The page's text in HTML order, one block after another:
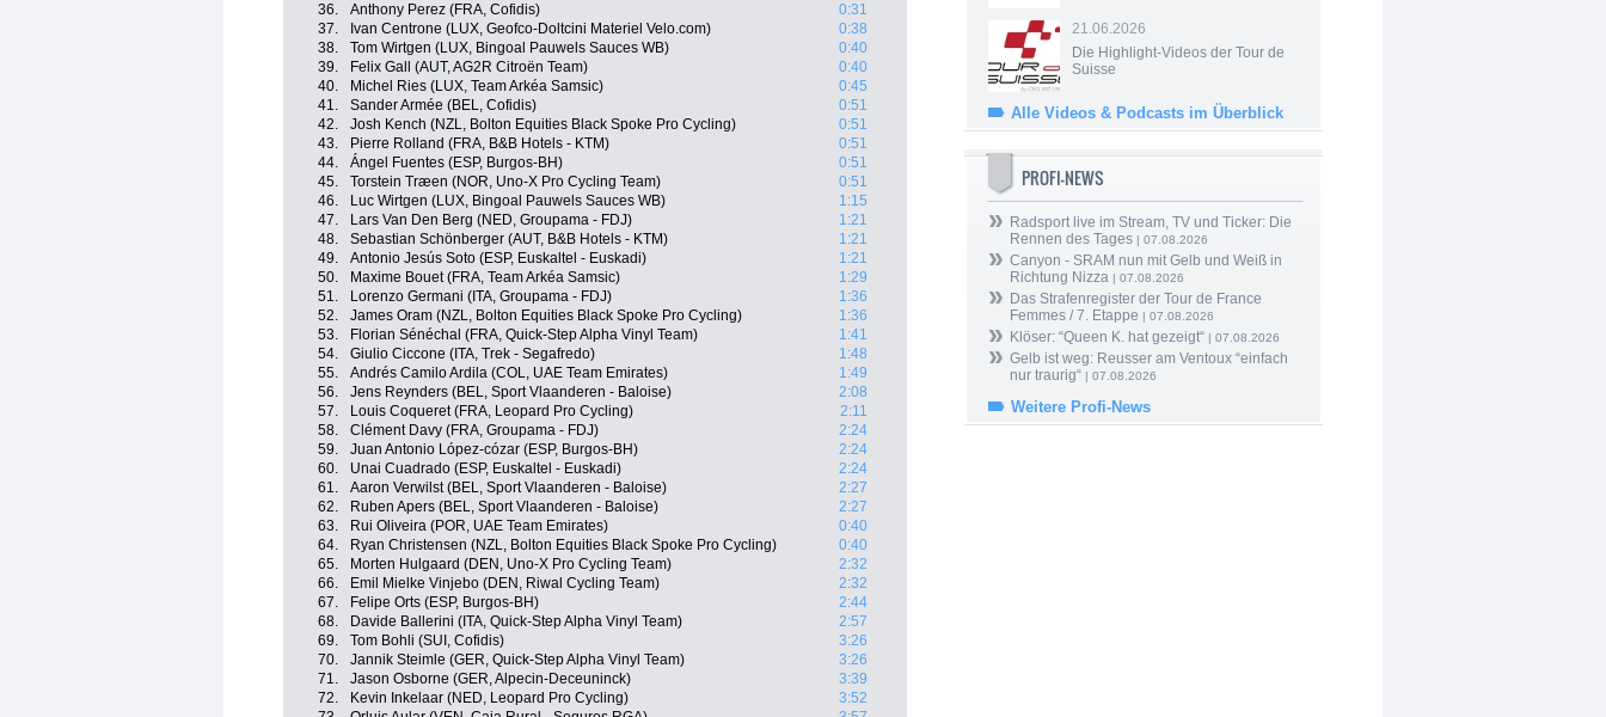
36.
Anthony Perez (FRA, Cofidis)
0:31
37.
Ivan Centrone (LUX, Geofco-Doltcini Materiel Velo.com)
0:38
38.
Tom Wirtgen (LUX, Bingoal Pauwels Sauces WB)
0:40
39.
Felix Gall (AUT, AG2R Citroën Team)
0:40
40.
Michel Ries (LUX, Team Arkéa Samsic)
0:45
41.
Sander Armée (BEL, Cofidis)
0:51
42.
Josh Kench (NZL, Bolton Equities Black Spoke Pro Cycling)
0:51
43.
Pierre Rolland (FRA, B&B Hotels - KTM)
0:51
44.
Ángel Fuentes (ESP, Burgos-BH)
0:51
45.
Torstein Træen (NOR, Uno-X Pro Cycling Team)
0:51
46.
Luc Wirtgen (LUX, Bingoal Pauwels Sauces WB)
1:15
47.
Lars Van Den Berg (NED, Groupama - FDJ)
1:21
48.
Sebastian Schönberger (AUT, B&B Hotels - KTM)
1:21
49.
Antonio Jesús Soto (ESP, Euskaltel - Euskadi)
1:21
50.
Maxime Bouet (FRA, Team Arkéa Samsic)
1:29
51.
Lorenzo Germani (ITA, Groupama - FDJ)
1:36
52.
James Oram (NZL, Bolton Equities Black Spoke Pro Cycling)
1:36
53.
Florian Sénéchal (FRA, Quick-Step Alpha Vinyl Team)
1:41
54.
Giulio Ciccone (ITA, Trek - Segafredo)
1:48
55.
Andrés Camilo Ardila (COL, UAE Team Emirates)
1:49
56.
Jens Reynders (BEL, Sport Vlaanderen - Baloise)
2:08
57.
Louis Coqueret (FRA, Leopard Pro Cycling)
2:11
58.
Clément Davy (FRA, Groupama - FDJ)
2:24
59.
Juan Antonio López-cózar (ESP, Burgos-BH)
2:24
60.
Unai Cuadrado (ESP, Euskaltel - Euskadi)
2:24
61.
Aaron Verwilst (BEL, Sport Vlaanderen - Baloise)
2:27
62.
Ruben Apers (BEL, Sport Vlaanderen - Baloise)
2:27
63.
Rui Oliveira (POR, UAE Team Emirates)
0:40
64.
Ryan Christensen (NZL, Bolton Equities Black Spoke Pro Cycling)
0:40
65.
Morten Hulgaard (DEN, Uno-X Pro Cycling Team)
2:32
66.
Emil Mielke Vinjebo (DEN, Riwal Cycling Team)
2:32
67.
Felipe Orts (ESP, Burgos-BH)
2:44
68.
Davide Ballerini (ITA, Quick-Step Alpha Vinyl Team)
2:57
69.
Tom Bohli (SUI, Cofidis)
3:26
70.
Jannik Steimle (GER, Quick-Step Alpha Vinyl Team)
3:26
71.
Jason Osborne (GER, Alpecin-Deceuninck)
3:39
72.
Kevin Inkelaar (NED, Leopard Pro Cycling)
3:52
21.06.2026
Die Highlight-Videos der Tour de
Suisse
Alle Videos & Podcasts im Überblick
PROFI-NEWS
Radsport live im Stream, TV und Ticker: Die
Rennen des Tages | 07.08.2026
Canyon - SRAM nun mit Gelb und Weiß in
Richtung Nizza | 07.08.2026
Das Strafenregister der Tour de France
Femmes / 7. Etappe | 07.08.2026
Klöser: “Queen K. hat gezeigt“ | 07.08.2026
Gelb ist weg: Reusser am Ventoux “einfach
nur traurig“ | 07.08.2026
Weitere Profi-News